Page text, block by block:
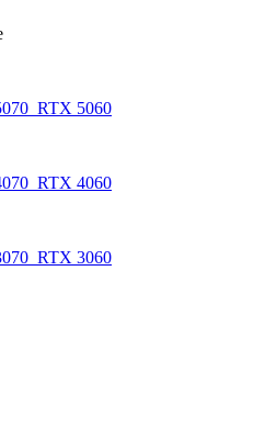
RTX 5060
RTX 4060
RTX 3060